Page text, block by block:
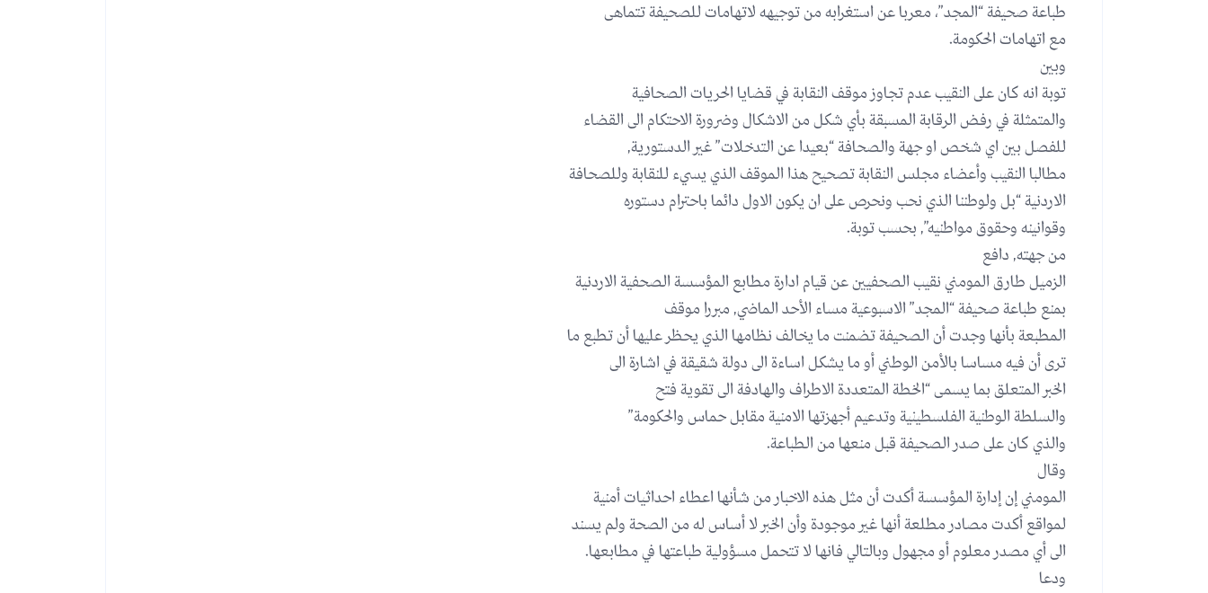
طباعة صحيفة “المجد”، معربا عن استغرابه من توجيهه لاتهامات للصحيفة تتماهى
مع اتهامات الحكومة.
وبين
توبة انه كان على النقيب عدم تجاوز موقف النقابة في قضايا الحريات الصحافية
والمتمثلة في رفض الرقابة المسبقة بأي شكل من الاشكال وضرورة الاحتكام الى القضاء
للفصل بين اي شخص او جهة والصحافة “بعيدا عن التدخلات” غير الدستورية,
مطالبا النقيب وأعضاء مجلس النقابة تصحيح هذا الموقف الذي يسيء للنقابة وللصحافة
الاردنية “بل ولوطننا الذي نحب ونحرص على ان يكون الاول دائما باحترام دستوره
وقوانينه وحقوق مواطنيه”, بحسب توبة.
من جهته, دافع
الزميل طارق المومني نقيب الصحفيين عن قيام ادارة مطابع المؤسسة الصحفية الاردنية
بمنع طباعة صحيفة “المجد” الاسبوعية مساء الأحد الماضي, مبررا موقف
المطبعة بأنها وجدت أن الصحيفة تضمنت ما يخالف نظامها الذي يحظر عليها أن تطبع ما
ترى أن فيه مساسا بالأمن الوطني أو ما يشكل اساءة الى دولة شقيقة في اشارة الى
الخبر المتعلق بما يسمى “الخطة المتعددة الاطراف والهادفة الى تقوية فتح
والسلطة الوطنية الفلسطينية وتدعيم أجهزتها الامنية مقابل حماس والحكومة”
والذي كان على صدر الصحيفة قبل منعها من الطباعة.
وقال
المومني إن إدارة المؤسسة أكدت أن مثل هذه الاخبار من شأنها اعطاء احداثيات أمنية
لمواقع أكدت مصادر مطلعة أنها غير موجودة وأن الخبر لا أساس له من الصحة ولم يسند
الى أي مصدر معلوم أو مجهول وبالتالي فانها لا تتحمل مسؤولية طباعتها في مطابعها.
ودعا